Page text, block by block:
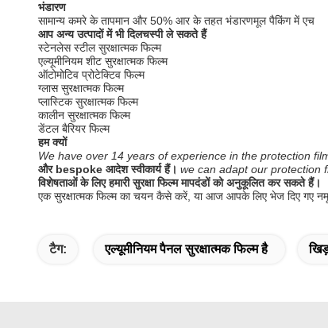
भंडारण
सामान्य कमरे के तापमान और 50% आर के तहत भंडारणमूल पैकिंग में एच
आप अन्य उत्पादों में भी दिलचस्पी ले सकते हैं
स्टेनलेस स्टील सुरक्षात्मक फिल्म
एल्यूमीनियम शीट सुरक्षात्मक फिल्म
ऑटोमोटिव प्रोटेक्टिव फिल्म
ग्लास सुरक्षात्मक फिल्म
प्लास्टिक सुरक्षात्मक फिल्म
कालीन सुरक्षात्मक फिल्म
डेंटल बैरियर फिल्म
हम क्यों
We have over 14 years of experience in the protection
और bespoke आदेश स्वीकार्य हैं। we can adapt our protection
विशेषताओं के लिए हमारी सुरक्षा फिल्म मापदंडों को अनुकूलित कर सकते हैं।
एक सुरक्षात्मक फिल्म का चयन कैसे करें, या आज आपके लिए भेज दिए गए
टैग: एल्यूमीनियम पैनल सुरक्षात्मक फिल्म है